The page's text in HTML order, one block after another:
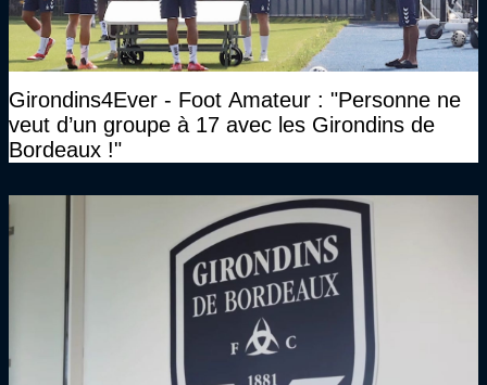
Girondins4Ever - Foot Amateur : "Personne ne
veut d’un groupe à 17 avec les Girondins de
Bordeaux !"